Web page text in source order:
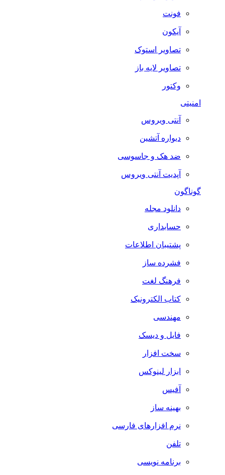
فونت
آیکون
تصاویر استوک
تصاویر لایه باز
وکتور
آنتی ویروس
دیواره آتشین
ضد هک و جاسوسی
آپدیت آنتی ویروس
گوناگون
دانلود مجله
حسابداری
پشتیبان اطلاعات
فشرده ساز
فرهنگ لغت
کتاب الکترونیک
مهندسی
فایل و دیسک
سخت افزار
ابزار لینوکس
آفیس
بهینه ساز
نرم افزارهای فارسی
تلفن
برنامه نویسی